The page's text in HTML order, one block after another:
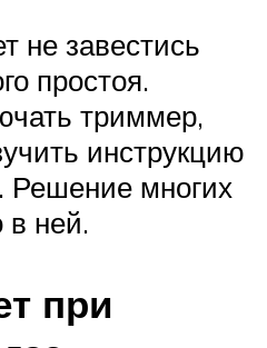
не завестись
простоя.
триммер,
инструкцию
Решение многих
в ней.
при